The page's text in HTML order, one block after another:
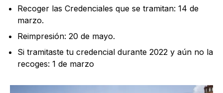
Recoger las Credenciales que se tramitan: 14 de
marzo.
Reimpresión: 20 de mayo.
Si tramitaste tu credencial durante 2022 y aún no la
recoges: 1 de marzo